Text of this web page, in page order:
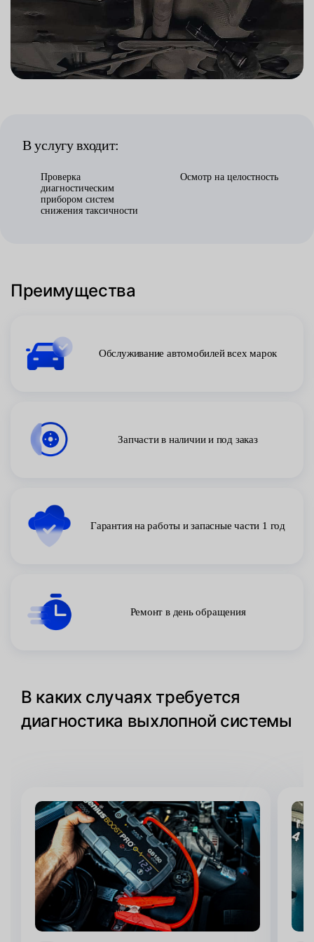
В услугу входит:
Проверка
диагностическим
прибором систем
снижения таксичности
Осмотр на целостность
Преимущества
Обслуживание автомобилей всех марок
Запчасти в наличии и под заказ
Гарантия на работы и запасные части 1 год
Ремонт в день обращения
В каких случаях требуется
диагностика выхлопной системы